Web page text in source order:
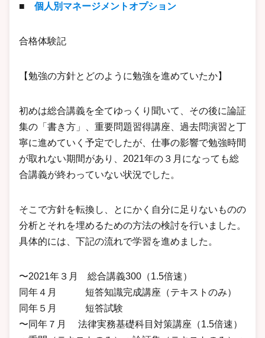
■ 個人別マネージメントオプション
合格体験記
【勉強の方針とどのように勉強を進めていたか】
初めは総合講義を全てゆっくり聞いて、その後に論証
集の「書き方」、重要問題習得講座、過去問演習と丁
寧に進めていく予定でしたが、仕事の影響で勉強時間
が取れない期間があり、2021年の３月になっても総
合講義が終わっていない状況でした。
そこで方針を転換し、とにかく自分に足りないものの
分析とそれを埋めるための方法の検討を行いました。
具体的には、下記の流れで学習を進めました。
〜2021年３月 総合講義300（1.5倍速）
同年４月 短答知識完成講座（テキストのみ）
同年５月 短答試験
〜同年７月 法律実務基礎科目対策講座（1.5倍速）